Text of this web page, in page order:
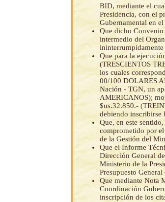
BID, mediante el
Presidencia, con el
Gubernamental en
Que dicho Convenio
intermedio del
Que para la
(TRESCIENTOS
los cuales
00/100 DOLARES
Nación - TGN, un
AMERICANOS);
$us.32.850.-
debiendo inscribirse
Que, en este
comprometido por
de la Gestión del
Que el Informe
Dirección General
Ministerio de la
Presupuesto
Que mediante Nota
Coordinación
inscripción de los